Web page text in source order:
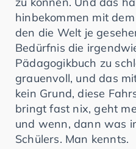
hinbekommen mit
den die Welt je
Bedürfnis die
Pädagogikbuch zu
grauenvoll, und das
kein Grund, diese
bringt fast nix, geht
und wenn, dann was
Schülers. Man kennts.